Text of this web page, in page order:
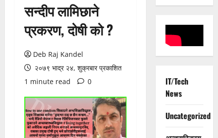
सन्दीप लामिछाने
प्रकरण, दोषी को ?
Deb Raj Kandel
२०७९ भाद्र २४, शुक्रबार प्रकाशित
1 minute read
0
IT/Tech
News
Uncategorized